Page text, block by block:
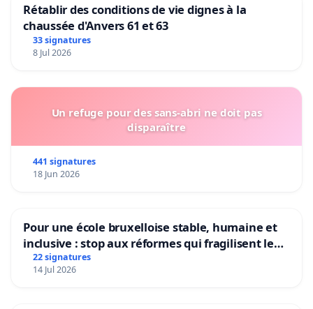
Rétablir des conditions de vie dignes à la
chaussée d'Anvers 61 et 63
33 signatures
8 Jul 2026
Un refuge pour des sans-abri ne doit pas
disparaître
441 signatures
18 Jun 2026
Pour une école bruxelloise stable, humaine et
inclusive : stop aux réformes qui fragilisent le
primaire
22 signatures
14 Jul 2026